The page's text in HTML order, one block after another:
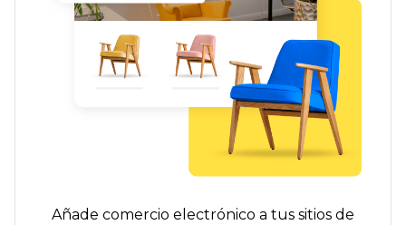
Añade comercio electrónico a tus sitios de